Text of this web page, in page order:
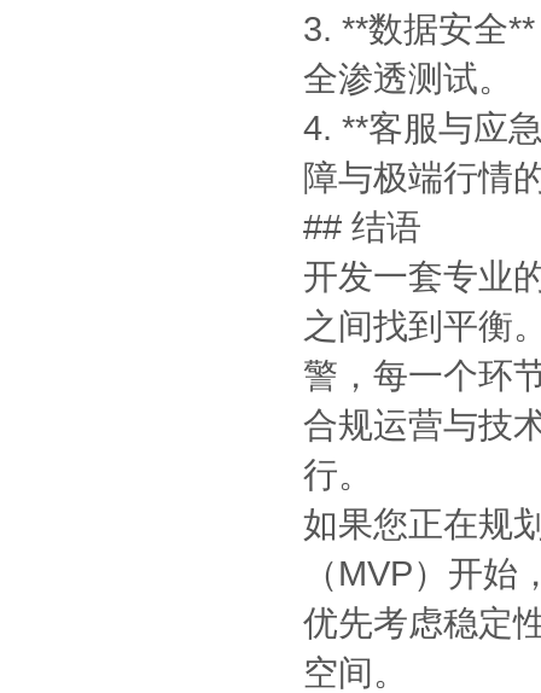
3. **数据安全
全渗透测试。
4. **客服与应
障与极端行情
## 结语
开发一套专业
之间找到平衡
警，每一个环
合规运营与技
行。
如果您正在规
（MVP）开
优先考虑稳定
空间。